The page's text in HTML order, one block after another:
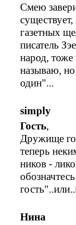
Смею
газетных
писатель
народ, тоже
называю,
один"...
simply
Гость,
Дружище
теперь
ников -
Нина